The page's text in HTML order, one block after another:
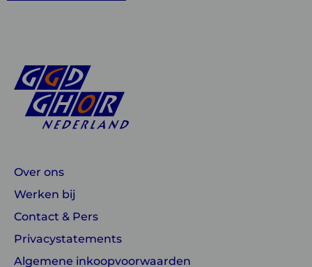
Over ons
Werken bij
Contact & Pers
Privacystatements
Algemene inkoopvoorwaarden